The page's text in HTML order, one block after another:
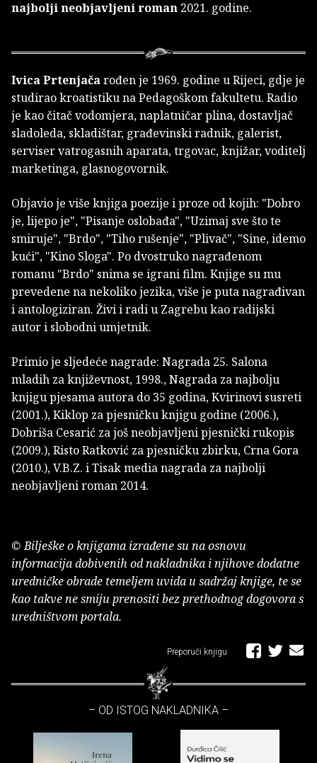
najbolji neobjavljeni roman 2021. godine.
Ivica Prtenjačarođen je 1969. godine u Rijeci, gdje je
studirao kroatistiku na Pedagoškom fakultetu. Radio
je kao čitač vodomjera, naplatničar plina, dostavljač
sladoleda, skladištar, građevinski radnik, galerist,
serviser vatrogasnih aparata, trgovac, knjižar, voditelj
marketinga, glasnogovornik.
Objavio je više knjiga poezije i proze od kojih: "Dobro
je, lijepo je", "Pisanje oslobađa", "Uzimaj sve što te
smiruje", "Brdo", "Tiho rušenje", "Plivač", "Sine, idemo
kući", "Kino Sloga". Po dvostruko nagrađenom
romanu "Brdo" snima se igrani film. Knjige su mu
prevedene na nekoliko jezika, više je puta nagrađivan
i antologiziran. Živi i radi u Zagrebu kao radijski
autor i slobodni umjetnik.
Primio je sljedeće nagrade: Nagrada 25. Salona
mladih za književnost, 1998., Nagrada za najbolju
knjigu pjesama autora do 35 godina, Kvirinovi susreti
(2001.), Kiklop za pjesničku knjigu godine (2006.),
Dobriša Cesarić za još neobjavljeni pjesnički rukopis
(2009.), Risto Ratković za pjesničku zbirku, Crna Gora
(2010.), V.B.Z. i Tisak media nagrada za najbolji
neobjavljeni roman 2014.
© Bilješke o knjigama izrađene su na osnovu
informacija dobivenih od nakladnika i njihove dodatne
uredničke obrade temeljem uvida u sadržaj knjige, te se
kao takve ne smiju prenositi bez prethodnog dogovora s
uredništvom portala.
Preporuči knjigu
– OD ISTOG NAKLADNIKA –